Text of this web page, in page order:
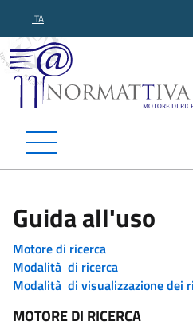
ITA
Normattiva
Guida all'uso
Motore di ricerca
Modalità di ricerca
Modalità di visualizzazione dei
MOTORE DI RICERCA